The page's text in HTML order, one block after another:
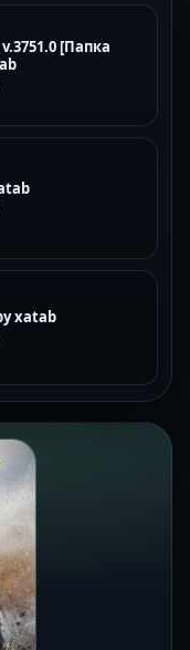
[Папка
xatab